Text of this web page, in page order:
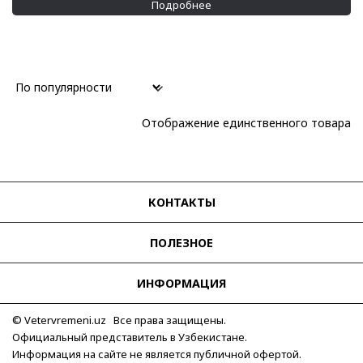
Подробнее
Отображение единственного товара
КОНТАКТЫ
ПОЛЕЗНОЕ
ИНФОРМАЦИЯ
© Vetervremeni.uz Все права защищены.
Официальный представитель в Узбекистане.
Информация на сайте не является публичной офертой.